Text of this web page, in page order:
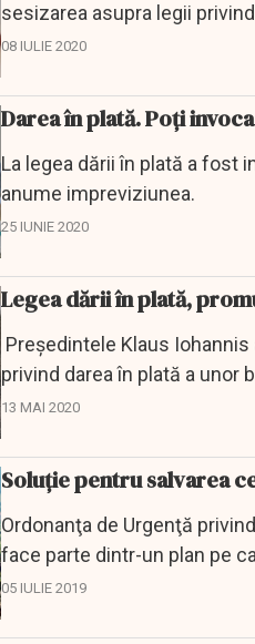
sesizarea asupra legii
08 IULIE 2020
Darea în plată. Poți
La legea dării în plată a fost
anume impreviziunea.
25 IUNIE 2020
Legea dării în plată,
Președintele Klaus
privind darea în plată a unor
credite.
13 MAI 2020
Soluție pentru salvarea
Ordonanţa de Urgenţă
face parte dintr-un plan pe
Europeană...
05 IULIE 2019